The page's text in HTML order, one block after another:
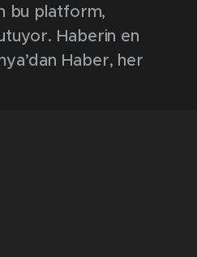
bu platform,
tutuyor. Haberin en
Haber, her